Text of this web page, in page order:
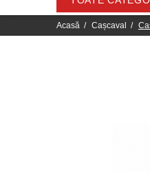
Acasă Cașcaval